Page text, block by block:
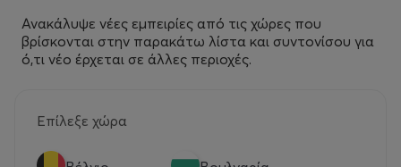
Ανακάλυψε νέες εμπειρίες από τις χώρες που
βρίσκονται στην παρακάτω λίστα και συντονίσου για
ό,τι νέο έρχεται σε άλλες περιοχές.
Επίλεξε χώρα